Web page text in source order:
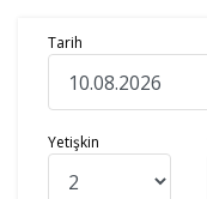
Tarih
Yetişkin